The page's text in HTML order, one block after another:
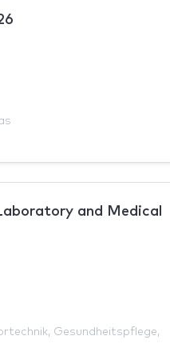
and Medical
, Gesundheitspflege,